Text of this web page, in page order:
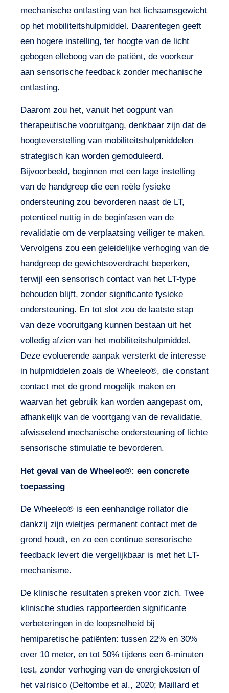
mechanische ontlasting van het lichaamsgewicht
op het mobiliteitshulpmiddel. Daarentegen geeft
een hogere instelling, ter hoogte van de licht
gebogen elleboog van de patiënt, de voorkeur
aan sensorische feedback zonder mechanische
ontlasting.
Daarom zou het, vanuit het oogpunt van
therapeutische vooruitgang, denkbaar zijn dat de
hoogteverstelling van mobiliteitshulpmiddelen
strategisch kan worden gemoduleerd.
Bijvoorbeeld, beginnen met een lage instelling
van de handgreep die een reële fysieke
ondersteuning zou bevorderen naast de LT,
potentieel nuttig in de beginfasen van de
revalidatie om de verplaatsing veiliger te maken.
Vervolgens zou een geleidelijke verhoging van de
handgreep de gewichtsoverdracht beperken,
terwijl een sensorisch contact van het LT-type
behouden blijft, zonder significante fysieke
ondersteuning. En tot slot zou de laatste stap
van deze vooruitgang kunnen bestaan uit het
volledig afzien van het mobiliteitshulpmiddel.
Deze evoluerende aanpak versterkt de interesse
in hulpmiddelen zoals de Wheeleo®, die constant
contact met de grond mogelijk maken en
waarvan het gebruik kan worden aangepast om,
afhankelijk van de voortgang van de revalidatie,
afwisselend mechanische ondersteuning of lichte
sensorische stimulatie te bevorderen.
Het geval van de Wheeleo®: een concrete
toepassing
De Wheeleo® is een eenhandige rollator die
dankzij zijn wieltjes permanent contact met de
grond houdt, en zo een continue sensorische
feedback levert die vergelijkbaar is met het LT-
mechanisme.
De klinische resultaten spreken voor zich. Twee
klinische studies rapporteerden significante
verbeteringen in de loopsnelheid bij
hemiparetische patiënten: tussen 22% en 30%
over 10 meter, en tot 50% tijdens een 6-minuten
test, zonder verhoging van de energiekosten of
het valrisico (Deltombe et al., 2020; Maillard et